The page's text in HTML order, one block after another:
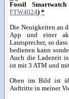
Fossil
FTW4024)*
Die Neuigkeiten an
App und einer
Lautsprecher, so
bedienen kann
Auch die Ladezeit
ist mit 3 ATM und
Oben im Bild ist
Auftritte in meiner